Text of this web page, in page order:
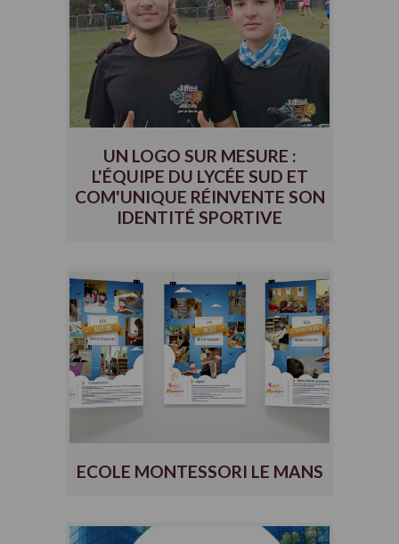
UN LOGO SUR MESURE :
L'ÉQUIPE DU LYCÉE SUD ET
COM'UNIQUE RÉINVENTE SON
IDENTITÉ SPORTIVE
ECOLE MONTESSORI LE MANS